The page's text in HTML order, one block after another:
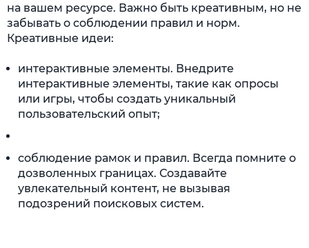
на вашем ресурсе. Важно быть креативным, но не
забывать о соблюдении правил и норм.
Креативные идеи:
интерактивные элементы. Внедрите
интерактивные элементы, такие как опросы
или игры, чтобы создать уникальный
пользовательский опыт;
соблюдение рамок и правил. Всегда помните о
дозволенных границах. Создавайте
увлекательный контент, не вызывая
подозрений поисковых систем.